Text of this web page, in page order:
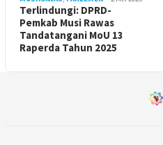
Terlindungi: DPRD-
Pemkab Musi Rawas
Tandatangani MoU 13
Raperda Tahun 2025